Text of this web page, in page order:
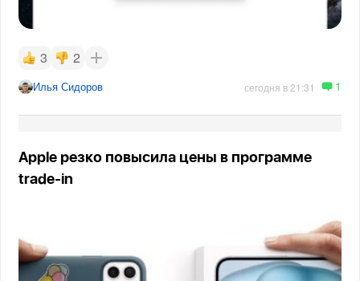
3 2
Илья Сидоров сегодня в 21:31 1
Apple резко повысила цены в программе
trade-in